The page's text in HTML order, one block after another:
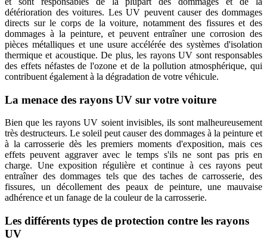
détérioration des voitures. Les UV peuvent causer des dommages
directs sur le corps de la voiture, notamment des fissures et des
dommages à la peinture, et peuvent entraîner une corrosion des
pièces métalliques et une usure accélérée des systèmes d'isolation
thermique et acoustique. De plus, les rayons UV sont responsables
des effets néfastes de l'ozone et de la pollution atmosphérique, qui
contribuent également à la dégradation de votre véhicule.
La menace des rayons UV sur votre voiture
Bien que les rayons UV soient invisibles, ils sont malheureusement
très destructeurs. Le soleil peut causer des dommages à la peinture et
à la carrosserie dès les premiers moments d'exposition, mais ces
effets peuvent aggraver avec le temps s'ils ne sont pas pris en
charge. Une exposition régulière et continue à ces rayons peut
entraîner des dommages tels que des taches de carrosserie, des
fissures, un décollement des peaux de peinture, une mauvaise
adhérence et un fanage de la couleur de la carrosserie.
Les différents types de protection contre les rayons
UV